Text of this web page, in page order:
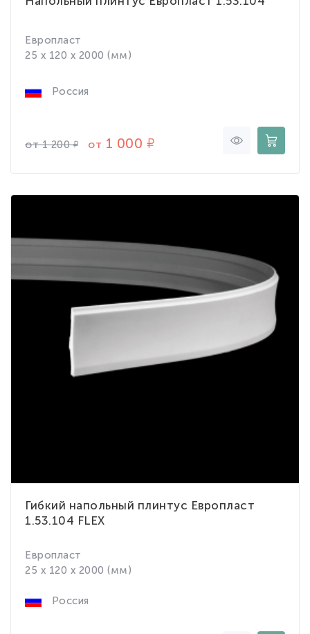
Европласт
25 x 120 x 2000 (мм)
Россия
от1 200 от 1 000
Гибкий напольный плинтус Европласт
1.53.104 FLEX
Европласт
25 x 120 x 2000 (мм)
Россия